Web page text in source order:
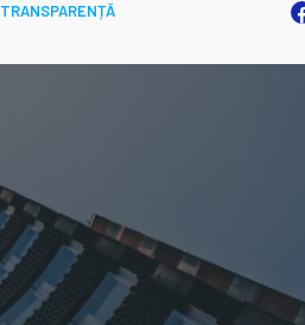
TRANSPARENȚĂ